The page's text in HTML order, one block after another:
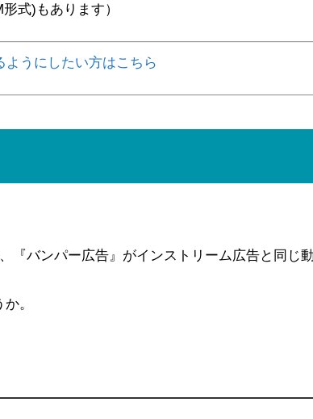
式)もあります）
ようにしたい方はこちら
『バンパー広告』がインストリーム広告と同じ
。